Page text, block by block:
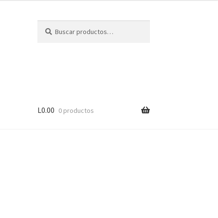
por:
L0.00 0 productos